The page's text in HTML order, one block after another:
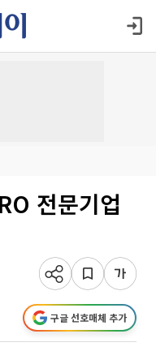
전문기업
구글 선호매체 추가